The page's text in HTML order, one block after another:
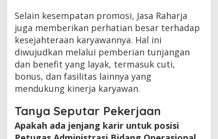
Selain kesempatan promosi, Jasa Raharja
juga memberikan perhatian besar terhadap
kesejahteraan karyawannya. Hal ini
diwujudkan melalui pemberian tunjangan
dan benefit yang layak, termasuk cuti,
bonus, dan fasilitas lainnya yang
mendukung kinerja karyawan.
Tanya Seputar Pekerjaan
Apakah ada jenjang karir untuk posisi